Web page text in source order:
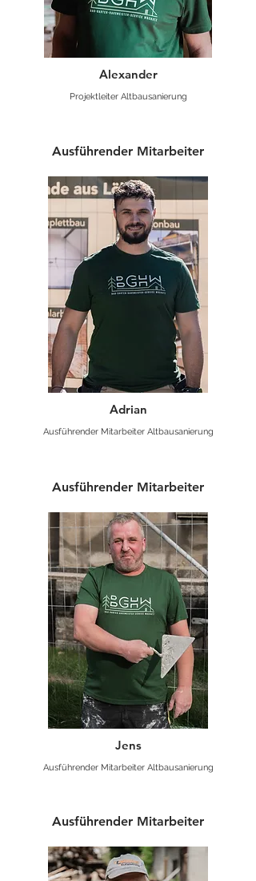
Alexander
Projektleiter Altbausanierung
Ausführender Mitarbeiter
Adrian
Ausführender Mitarbeiter Altbausanierung
Ausführender Mitarbeiter
Jens
Ausführender Mitarbeiter Altbausanierung
Ausführender Mitarbeiter